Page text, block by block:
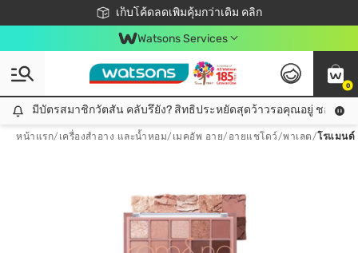
เก็บโค้ดลดเพิ่มคุ้มกว่าเดิม คลิก
ชอปออนไลน์ครั้งแรก ลดเพิ่มจุก ๆ 10%! 🎉
📦ส่งฟรี! เมื่อชอป 499฿
สมาชิกวัตสัน คลับดียังไง?
Watsons Services
0
มีบัตรสมาชิกวัตสัน คลับรึยัง? สิทธิประหยัดสุดว้าวรอคุณอยู่ ชอปคุ้มกว่าเดิม คลิก!
มีบัตรสมาชิกวัตสัน คลับรึยัง? สิทธิประหยัดสุดว้าวรอคุณอยู่ ชอปคุ้มก
หน้าแรก/ เครื่องสำอาง และน้ำหอม/ เมคอัพ อาย/ อายแชโดว์/พาเลต/โรแมนด์